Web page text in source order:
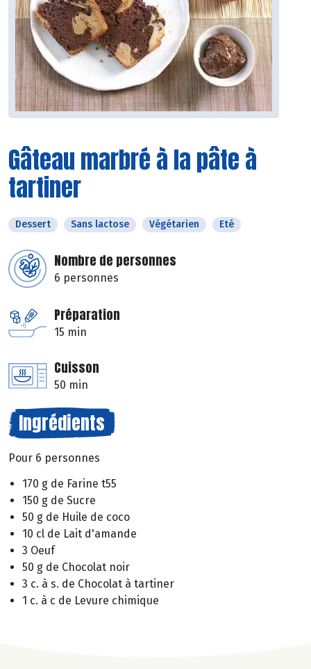
Gâteau marbré à la pâte à
tartiner
Dessert Sans lactose Végétarien Eté
Nombre de personnes
6 personnes
Préparation
15 min
Cuisson
50 min
Ingrédients
Pour 6 personnes
170 g de Farine t55
150 g de Sucre
50 g de Huile de coco
10 cl de Lait d'amande
3 Oeuf
50 g de Chocolat noir
3 c. à s. de Chocolat à tartiner
1 c. à c de Levure chimique